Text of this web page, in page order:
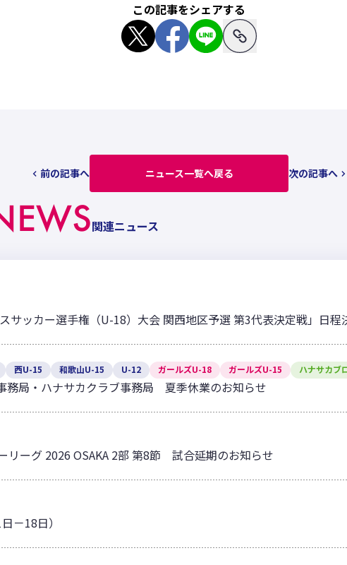
この記事をシェアする
前の記事へ ニュース一覧へ戻る 次の記事へ
関連ニュース
サッカー選手権（U-18）大会 関西地区予選 第3代表決定戦」日
西U-15 和歌山U-15 U-12 ガールズU-18 ガールズU-15 ハナサカブ
務局・ハナサカクラブ事務局 夏季休業のお知らせ
リーグ 2026 OSAKA 2部 第8節 試合延期のお知らせ
－18日）